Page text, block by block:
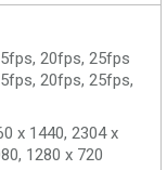
20fps, 25fps
20fps, 25fps,
x 1440, 2304 x
1280 x 720